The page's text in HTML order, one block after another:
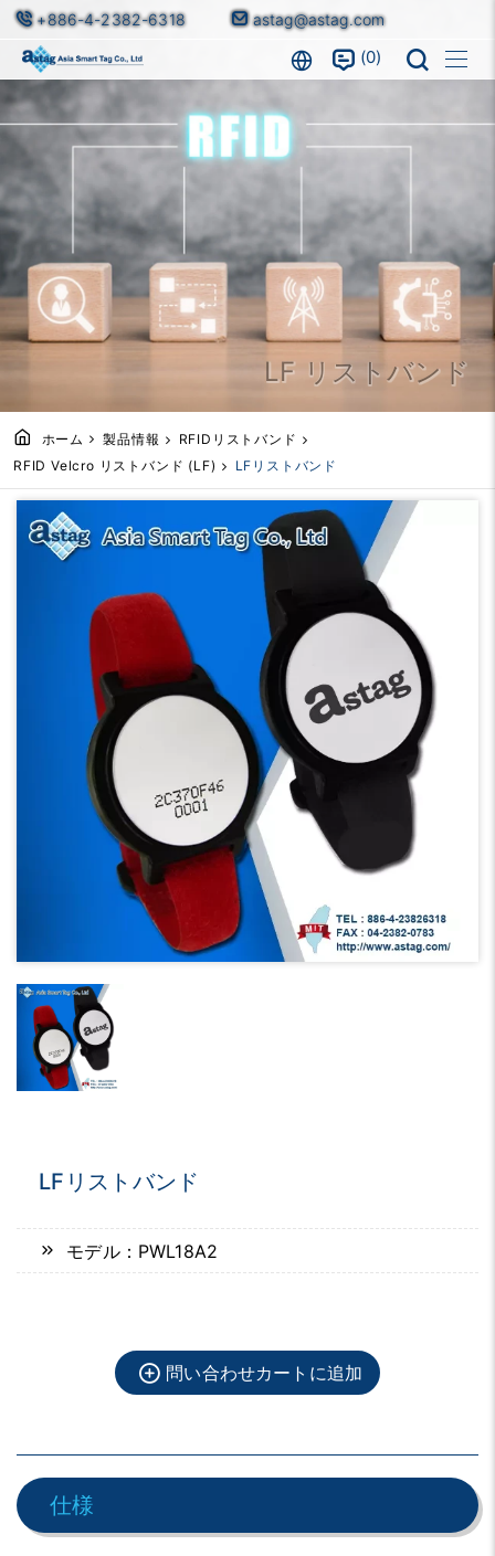
+886-4-2382-6318 astag@astag.com
0
LF リストバンド
ホーム 製品情報
RFIDリストバンド
RFID Velcro リストバンド (LF)
LFリストバンド
LFリストバンド
モデル：PWL18A2
問い合わせカートに追加
仕様